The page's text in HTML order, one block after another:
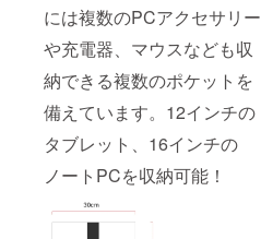
には複数のPCアクセサリー
や充電器、マウスなども収
納できる複数のポケットを
備えています。12インチの
タブレット、16インチの
ノートPCを収納可能！